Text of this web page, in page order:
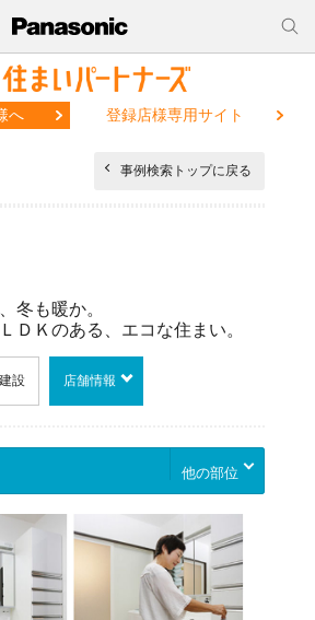
へ 登録店様専用サイト
事例検索トップに戻る
冬も暖か。
ＤＫのある、エコな住まい。
設 店舗情報
他の部位